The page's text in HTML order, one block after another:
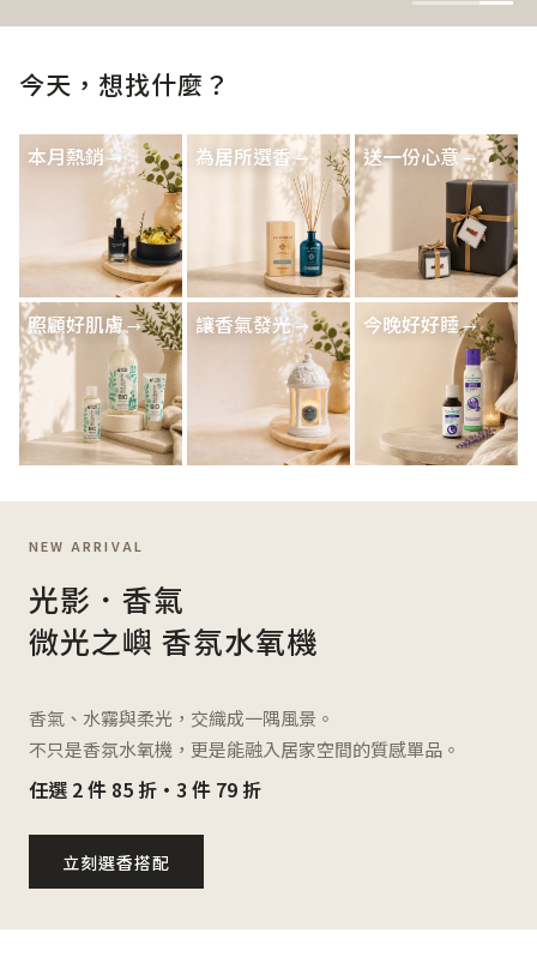
今天，想找什麼？
本月熱銷 為居所選香 送一份心意
照顧好肌膚 讓香氣發光 今晚好好睡
NEW ARRIVAL
光影．香氣
微光之嶼 香氛水氧機
香氣、水霧與柔光，交織成一隅風景。
不只是香氛水氧機，更是能融入居家空間的質感單品。
任選 2 件 85 折・3 件 79 折
立刻選香搭配